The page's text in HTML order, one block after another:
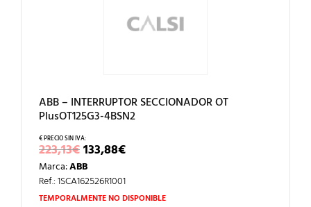
ABB – INTERRUPTOR SECCIONADOR OT
PlusOT125G3-4BSN2
223,13€EL
PRECIO
ORIGINAL
ERA:
223,13€.
133,88€EL
PRECIO
ES:
133,88€.
Marca:ABB
Ref.: 1SCA162526R1001
TEMPORALMENTE NO DISPONIBLE